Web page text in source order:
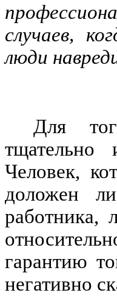
случаев,
люди
Для
тщательно
Человек,
доложен
работника,
гарантию
негативно